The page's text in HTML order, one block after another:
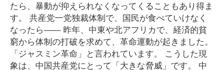
たら、暴動が抑えられなくなってくることもあり得ま
す。 共産党一党独裁体制で、国民が食べていけなく
なったら―― 昨年、中東や北アフリカで、経済的貧
窮から体制の打破を求めて、革命運動が起きました。
「ジャスミン革命」と言われています。 こうした現
象は、中国共産党にとって「大きな脅威」です。 中